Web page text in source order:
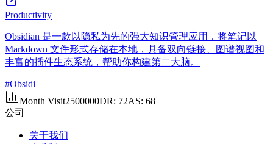
Productivity
Obsidian 是一款以隐私为先的强大知识管理应用，将笔记以
Markdown 文件形式存储在本地，具备双向链接、图谱视图和
丰富的插件生态系统，帮助你构建第二大脑。
#Obsidi
Month Visit2500000DR: 72AS: 68
公司
关于我们